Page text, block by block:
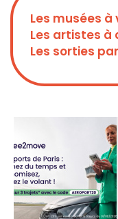
Les musées à
Les artistes à
Les sorties